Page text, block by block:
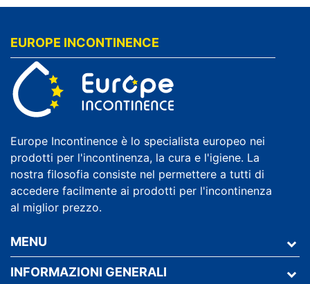
EUROPE INCONTINENCE
Europe Incontinence è lo specialista europeo nei
prodotti per l'incontinenza, la cura e l'igiene. La
nostra filosofia consiste nel permettere a tutti di
accedere facilmente ai prodotti per l'incontinenza
al miglior prezzo.
MENU
INFORMAZIONI GENERALI